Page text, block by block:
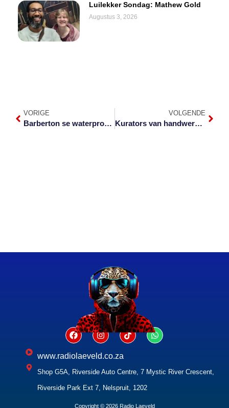
Luilekker Sondag: Mathew Gold
Augustus 3, 2026
VORIGE
Barberton se waterprobleme duur voort
VOLGENDE
Kurators van handwerk-kompetisie in wolke oor Fiësta-benoeming
www.radiolaeveld.co.za
Shop G5A, Riverside Auto Centre, 7 Mystic River Crescent,
Riverside Park Ext 7, Nelspruit, 1202
Copyright © 2026 Radio Laeveld